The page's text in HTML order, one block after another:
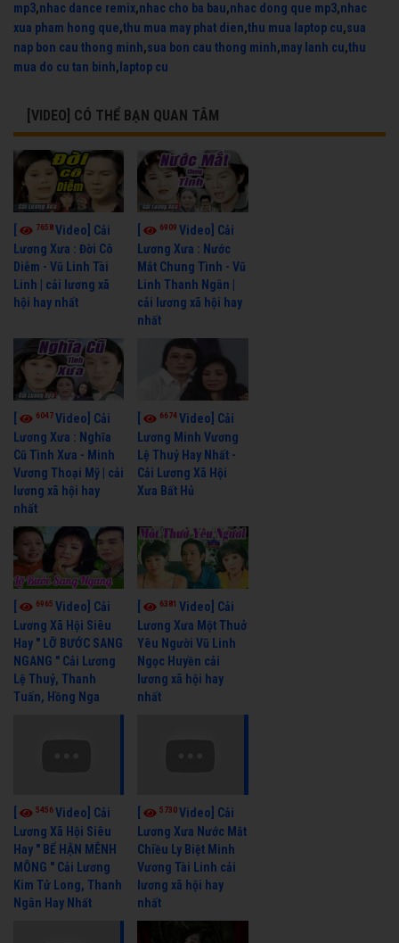
mp3,nhac dance remix,nhac cho ba bau,nhac dong que mp3,nhac
xua pham hong que,thu mua may phat dien,thu mua laptop cu,sua
nap bon cau thong minh,sua bon cau thong minh,may lanh cu,thu
mua do cu tan binh, laptop cu
[VIDEO] CÓ THỂ BẠN QUAN TÂM
7658Video] Cải
Lương Xưa : Đời Cô
Diễm - Vũ Linh Tài
Linh | cải lương xã
hội hay nhất
6909Video] Cải
Lương Xưa : Nước
Mắt Chung Tình - Vũ
Linh Thanh Ngân |
cải lương xã hội hay
nhất
6047Video] Cải
Lương Xưa : Nghĩa
Cũ Tình Xưa - Minh
Vương Thoại Mỹ | cải
lương xã hội hay
nhất
6674Video] Cải
Lương Minh Vương
Lệ Thuỷ Hay Nhất -
Cải Lương Xã Hội
Xưa Bất Hủ
6965 Video] Cải
Lương Xã Hội Siêu
Hay " LỠ BƯỚC SANG
NGANG " Cải Lương
Lệ Thuỷ, Thanh
Tuấn, Hồng Nga
6381Video] Cải
Lương Xưa Một Thuở
Yêu Người Vũ Linh
Ngọc Huyền cải
lương xã hội hay
nhất
5456Video] Cải
Lương Xã Hội Siêu
Hay " BỂ HẬN MÊNH
MÔNG " Cải Lương
Kim Tử Long, Thanh
Ngân Hay Nhất
5730Video] Cải
Lương Xưa Nước Mắt
Chiều Ly Biệt Minh
Vương Tài Linh cải
lương xã hội hay
nhất